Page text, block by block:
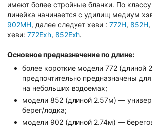
имеют более стройные бланки. По
линейка начинается с удилищ медиум
902MH, далее следует хеви : 772H, 852H,
хеви: 772Exh, 852Exh.
Основное предназначение по длине:
более короткие модели 772 (длиной
предпочтительно предназначены
на небольших водоемах;
модели 852 (длиной 2.57м) —
берег/лодка;
модели 902 (длиной 2.74м) —